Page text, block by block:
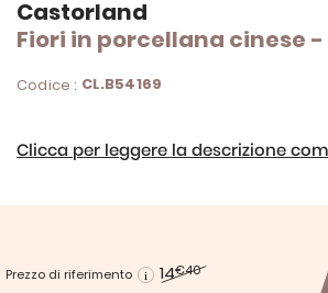
Castorland
Fiori in porcellana cinese -
Codice : CL.B54169
Clicca per leggere la descrizione
Prezzo di riferimento 14€40
della
galleria
immagini